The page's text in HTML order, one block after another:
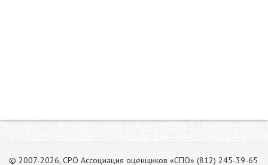
© 2007-2026, СРО Ассоциация оценщиков «СПО» (812) 245-39-65